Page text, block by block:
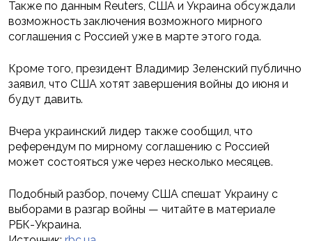
Также по данным Reuters, США и Украина обсуждали
возможность заключения возможного мирного
соглашения с Россией уже в марте этого года.
Кроме того, президент Владимир Зеленский публично
заявил, что США хотят завершения войны до июня и
будут давить.
Вчера украинский лидер также сообщил, что
референдум по мирному соглашению с Россией
может состояться уже через несколько месяцев.
Подобный разбор, почему США спешат Украину с
выборами в разгар войны — читайте в материале
РБК-Украина.